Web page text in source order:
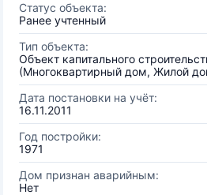
Статус объекта:
Ранее учтенный
Тип объекта:
Объект капитального
(Многоквартирный дом, Жилой
Дата постановки на учёт:
16.11.2011
Год постройки:
1971
Дом признан аварийным:
Нет